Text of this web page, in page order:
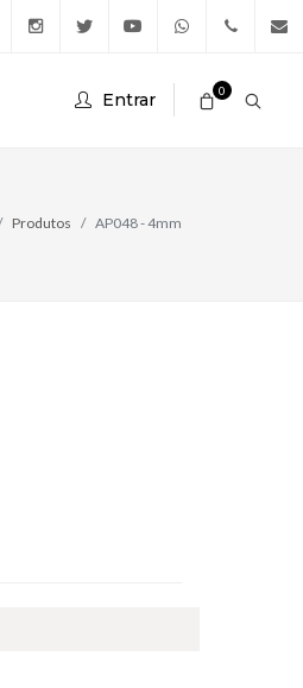
Whatsapp
(44)
0
Entrar
Produtos AP048 - 4mm